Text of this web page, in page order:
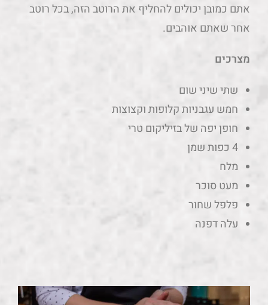
אתם כמובן יכולים להחליף את הרוטב הזה, בכל רוטב
אחר שאתם אוהבים.
מצרכים
שתי שיני שום
חמש עגבניות קלופות וקצוצות
חופן יפה של בזיליקום טרי
4 כפות שמן
מלח
מעט סוכר
פלפל שחור
עלה דפנה